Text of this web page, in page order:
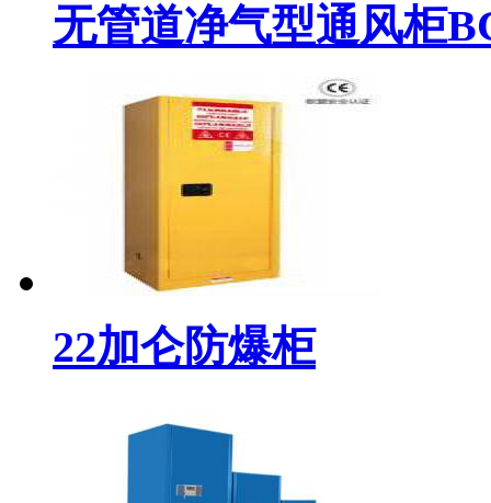
无管道净气型通风柜
22加仑防爆柜